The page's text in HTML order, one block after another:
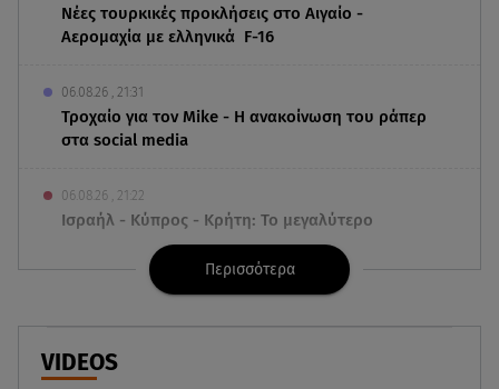
Νέες τουρκικές προκλήσεις στο Αιγαίο -
Αερομαχία με ελληνικά F-16
06.08.26 , 21:31
Τροχαίο για τον Mike - Η ανακοίνωση του ράπερ
στα social media
06.08.26 , 21:22
Ισραήλ - Κύπρος - Κρήτη: Το μεγαλύτερο
υποθαλάσσιο καλώδιο στον κόσμο
Motor Oil: Δωρεά πυροσβεστικών οχημάτων και
Περισσότερα
VIDEOS